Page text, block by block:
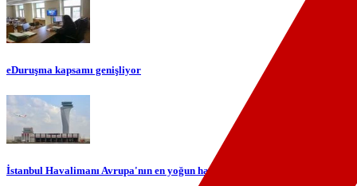
eDuruşma kapsamı genişliyor
İstanbul Havalimanı Avrupa'nın en yoğun havalimanı oldu